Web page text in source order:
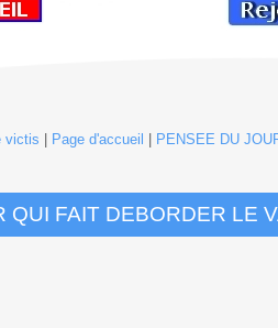
victis Page d'accueil PENSEE DU
QUI FAIT DEBORDER LE